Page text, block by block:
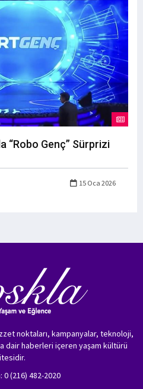
“Robo Genç” Sürprizi
15 Oca 2026
noktaları, kampanyalar, teknoloji,
dair haberleri içeren yaşam kültürü
0 (216) 482-2020